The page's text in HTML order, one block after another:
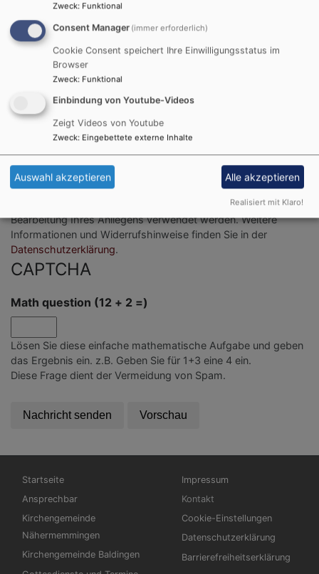
Bitte geben Sie in Ihrer Nachricht keine Links oder
Einwilligung
Sie erklären sich damit einverstanden, dass Ihre Daten zur
Bearbeitung Ihres Anliegens verwendet werden. Weitere
Informationen und Widerrufshinweise finden Sie in der
Datenschutzerklärung.
CAPTCHA
Math question (12 + 2 =)
Lösen Sie diese einfache mathematische Aufgabe und geben
das Ergebnis ein. z.B. Geben Sie für 1+3 eine 4 ein.
Diese Frage dient der Vermeidung von Spam.
Hauptnavigation
Startseite
Ansprechbar
Kirchengemeinde
Nähermemmingen
Kirchengemeinde Baldingen
Fußbereichsmenü
Impressum
Kontakt
Cookie-Einstellungen
Datenschutzerklärung
Barrierefreiheitserklärung
Zweck: Funktional
Consent Manager (immer erforderlich)
Cookie Consent speichert Ihre Einwilligungsstatus im
Browser
Zweck: Funktional
Einbindung von Youtube-Videos
Zeigt Videos von Youtube
Zweck: Eingebettete externe Inhalte
Auswahl akzeptieren Alle akzeptieren
Realisiert mit Klaro!